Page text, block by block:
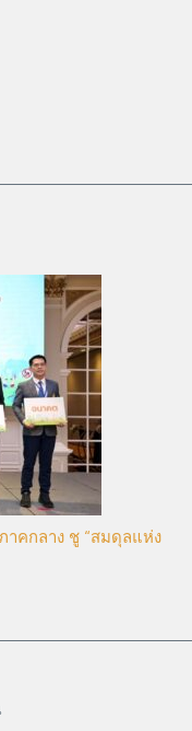
าคกลาง ชู “สมดุลแห่ง